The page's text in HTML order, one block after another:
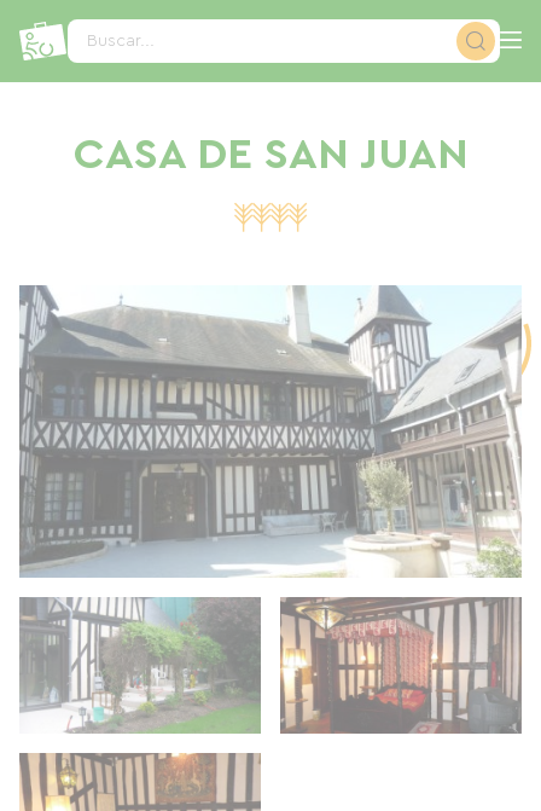
Buscar...
CASA DE SAN JUAN
Panel de gestión de cookies